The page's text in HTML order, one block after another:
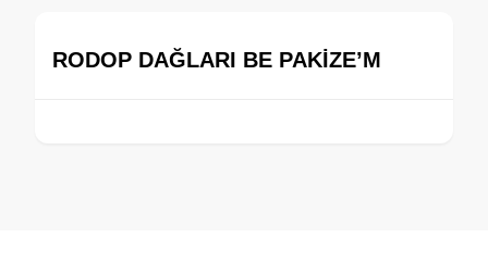
RODOP DAĞLARI BE PAKİZE’M